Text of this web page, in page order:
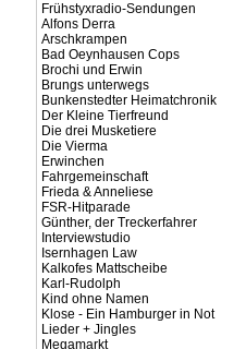
Frühstyxradio-Sendungen
Alfons Derra
Arschkrampen
Bad Oeynhausen Cops
Brochi und Erwin
Brungs unterwegs
Bunkenstedter Heimatchronik
Der Kleine Tierfreund
Die drei Musketiere
Die Vierma
Erwinchen
Fahrgemeinschaft
Frieda & Anneliese
FSR-Hitparade
Günther, der Treckerfahrer
Interviewstudio
Isernhagen Law
Kalkofes Mattscheibe
Karl-Rudolph
Kind ohne Namen
Klose - Ein Hamburger in Not
Lieder + Jingles
Megamarkt